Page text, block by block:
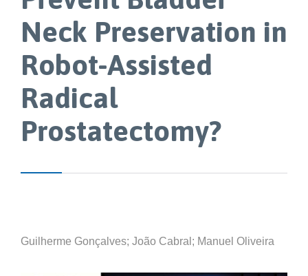
Neck Preservation in
Robot-Assisted
Radical
Prostatectomy?
Guilherme Gonçalves; João Cabral; Manuel Oliveira